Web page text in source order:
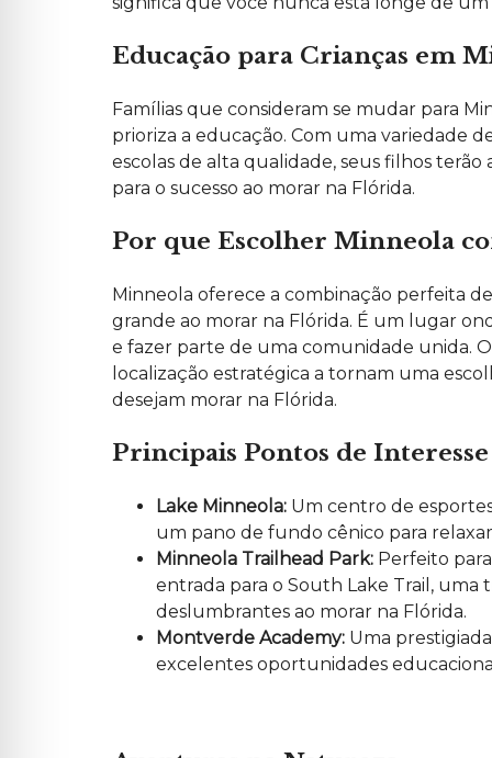
Educação para Crianças em
Famílias que consideram se mudar para
prioriza a educação. Com uma variedade
escolas de alta qualidade, seus filhos
para o sucesso ao morar na Flórida.
Por que Escolher Minneola
Minneola oferece a combinação perfeita
grande ao morar na Flórida. É um lugar
e fazer parte de uma comunidade unida.
localização estratégica a tornam uma
desejam morar na Flórida.
Principais Pontos de Interesse
Lake Minneola: Um centro de
um pano de fundo cênico para
Minneola Trailhead Park: Perfeito
entrada para o South Lake Trail, uma
deslumbrantes ao morar na Flórida.
Montverde Academy: Uma
excelentes oportunidades